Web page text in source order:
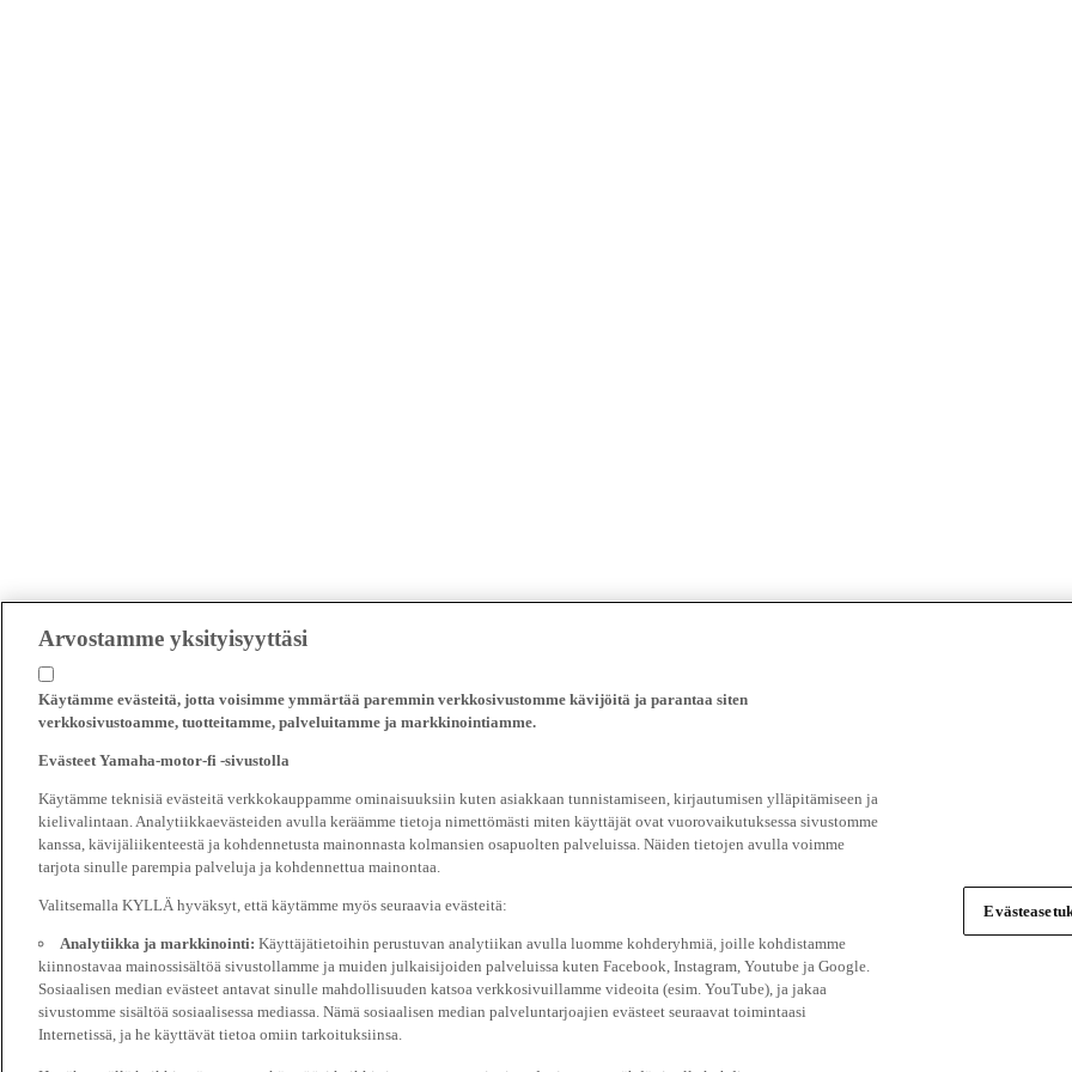
Arvostamme yksityisyyttäsi
Käytämme evästeitä, jotta voisimme ymmärtää paremmin verkkosivustomme kävijöitä ja parantaa siten
verkkosivustoamme, tuotteitamme, palveluitamme ja markkinointiamme.
Evästeet Yamaha-motor-fi -sivustolla
Käytämme teknisiä evästeitä verkkokauppamme ominaisuuksiin kuten asiakkaan tunnistamiseen, kirjautumisen ylläpitämiseen ja
kielivalintaan. Analytiikkaevästeiden avulla keräämme tietoja nimettömästi miten käyttäjät ovat vuorovaikutuksessa sivustomme
kanssa, kävijäliikenteestä ja kohdennetusta mainonnasta kolmansien osapuolten palveluissa. Näiden tietojen avulla voimme
tarjota sinulle parempia palveluja ja kohdennettua mainontaa.
Valitsemalla KYLLÄ hyväksyt, että käytämme myös seuraavia evästeitä:
Analytiikka ja markkinointi: Käyttäjätietoihin perustuvan analytiikan avulla luomme kohderyhmiä, joille kohdistamme
kiinnostavaa mainossisältöä sivustollamme ja muiden julkaisijoiden palveluissa kuten Facebook, Instagram, Youtube ja Google.
Sosiaalisen median evästeet antavat sinulle mahdollisuuden katsoa verkkosivuillamme videoita (esim. YouTube), ja jakaa
sivustomme sisältöä sosiaalisessa mediassa. Nämä sosiaalisen median palveluntarjoajien evästeet seuraavat toimintaasi
Internetissä, ja he käyttävät tietoa omiin tarkoituksiinsa.